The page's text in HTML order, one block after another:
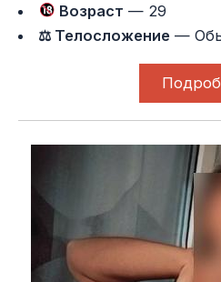
Возраст — 29
⚖ Телосложение —